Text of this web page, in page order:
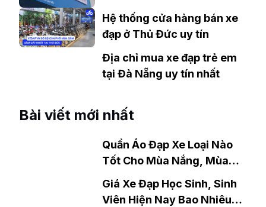
Hệ thống cửa hàng bán xe
đạp ở Thủ Đức uy tín
Địa chỉ mua xe đạp trẻ em
tại Đà Nẵng uy tín nhất
Bài viết mới nhất
Quần Áo Đạp Xe Loại Nào
Tốt Cho Mùa Nắng, Mùa
Mưa?
Giá Xe Đạp Học Sinh, Sinh
Viên Hiện Nay Bao Nhiêu?